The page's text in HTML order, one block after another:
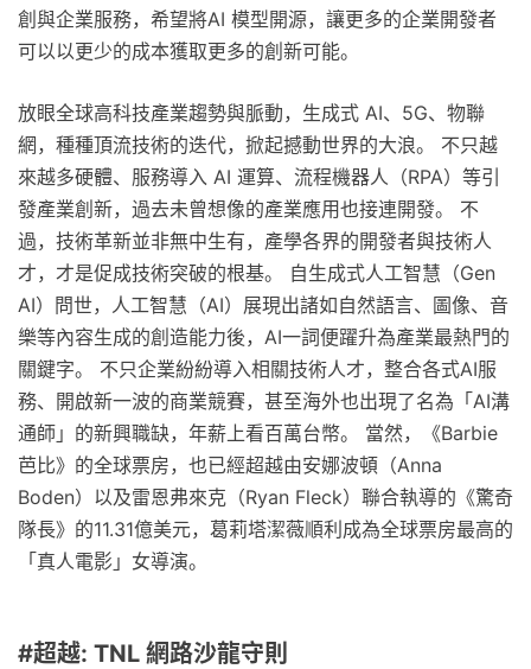
創與企業服務，希望將AI 模型開源，讓更多的企業開發者
可以以更少的成本獲取更多的創新可能。
放眼全球高科技產業趨勢與脈動，生成式 AI、5G、物聯
網，種種頂流技術的迭代，掀起撼動世界的大浪。 不只越
來越多硬體、服務導入 AI 運算、流程機器人（RPA）等引
發產業創新，過去未曾想像的產業應用也接連開發。 不
過，技術革新並非無中生有，產學各界的開發者與技術人
才，才是促成技術突破的根基。 自生成式人工智慧（Gen
AI）問世，人工智慧（AI）展現出諸如自然語言、圖像、音
樂等內容生成的創造能力後，AI一詞便躍升為產業最熱門的
關鍵字。 不只企業紛紛導入相關技術人才，整合各式AI服
務、開啟新一波的商業競賽，甚至海外也出現了名為「AI溝
通師」的新興職缺，年薪上看百萬台幣。 當然，《Barbie
芭比》的全球票房，也已經超越由安娜波頓（Anna
Boden）以及雷恩弗來克（Ryan Fleck）聯合執導的《驚奇
隊長》的11.31億美元，葛莉塔潔薇順利成為全球票房最高的
「真人電影」女導演。
#超越: TNL 網路沙龍守則